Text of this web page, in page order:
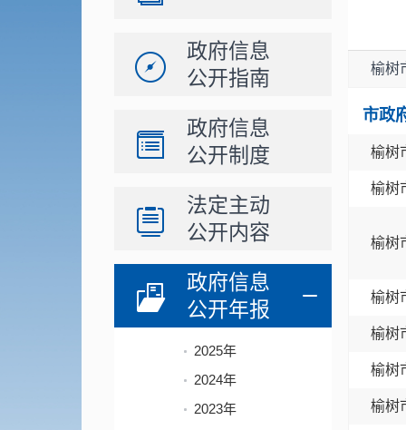
政府信息
公开指南
政府信息
公开制度
法定主动
公开内容
政府信息
公开年报
2025年
2024年
2023年
榆树
市政
榆树
榆树
榆树
榆树
榆树
榆树
榆树